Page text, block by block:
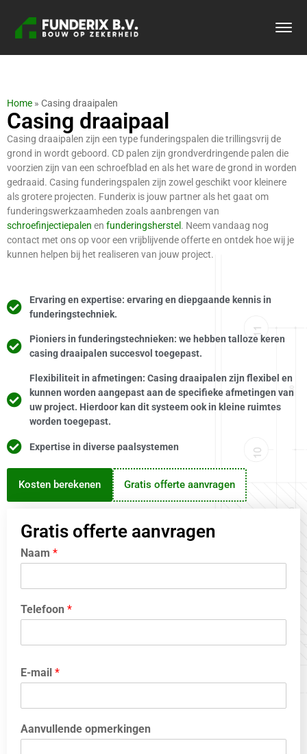
Home » Casing draaipalen
Casing draaipaal
Casing draaipalen zijn een type funderingspalen die trillingsvrij de
grond in wordt geboord. CD palen zijn grondverdringende palen die
voorzien zijn van een schroefblad en als het ware de grond in worden
gedraaid. Casing funderingspalen zijn zowel geschikt voor kleinere
als grotere projecten. Funderix is jouw partner als het gaat om
funderingswerkzaamheden zoals aanbrengen van
schroefinjectiepalen en funderingsherstel . Neem vandaag nog
contact met ons op voor een vrijblijvende offerte en ontdek hoe wij je
kunnen helpen bij het realiseren van jouw project.
Ervaring en expertise: ervaring en diepgaande kennis in
funderingstechniek.
Pioniers in funderingstechnieken: we hebben talloze keren
casing draaipalen succesvol toegepast.
Flexibiliteit in afmetingen: Casing draaipalen zijn flexibel en
kunnen worden aangepast aan de specifieke afmetingen van
uw project. Hierdoor kan dit systeem ook in kleine ruimtes
worden toegepast.
Expertise in diverse paalsystemen
Kosten berekenen Gratis offerte aanvragen
Gratis offerte aanvragen
Naam *
Telefoon *
E-mail *
Aanvullende opmerkingen